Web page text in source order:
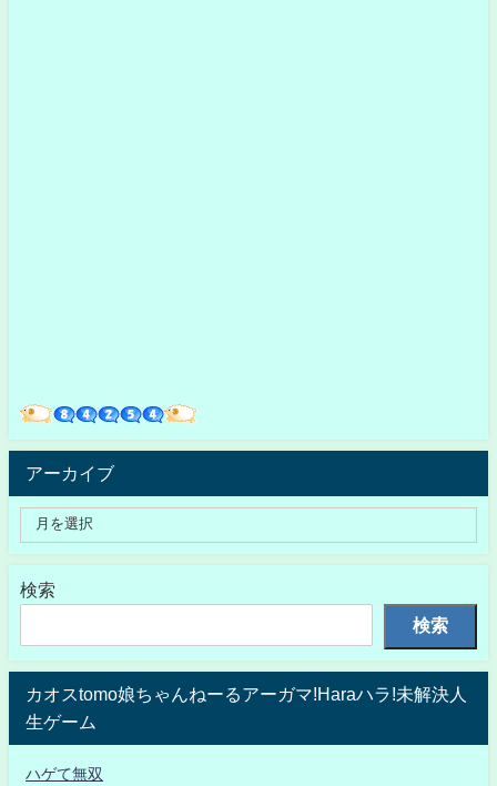
アーカイブ
検索
検索
カオスtomo娘ちゃんねーるアーガマ!Haraハラ!未解決人
生ゲーム
ハゲて無双